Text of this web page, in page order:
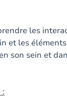
les
et les
son sein et